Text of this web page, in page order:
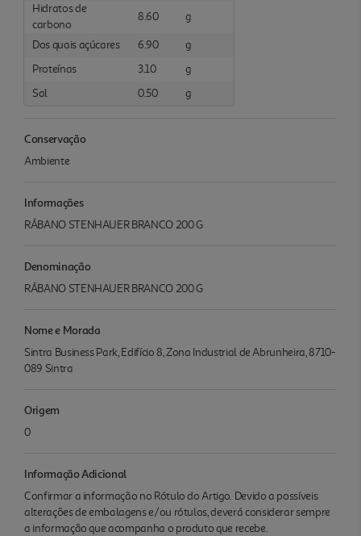
Hidratos de
carbono
8.60 g
Dos quais açúcares 6.90
g
Proteínas
3.10
g
Sal
0.50 g
Conservação
Ambiente
Informações
RÁBANO STENHAUER BRANCO 200 G
Denominação
RÁBANO STENHAUER BRANCO 200 G
Nome e Morada
Sintra Business Park, Edifício 8, Zona Industrial de Abrunheira, 8710-
089 Sintra
Origem
0
Informação Adicional
Confirmar a informação no Rótulo do Artigo. Devido a possíveis
alterações de embalagens e/ou rótulos, deverá considerar sempre
a informação que acompanha o produto que recebe.